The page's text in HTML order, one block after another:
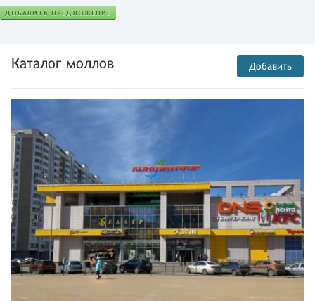
ДОБАВИТЬ ПРЕДЛОЖЕНИЕ
Каталог моллов Добавить